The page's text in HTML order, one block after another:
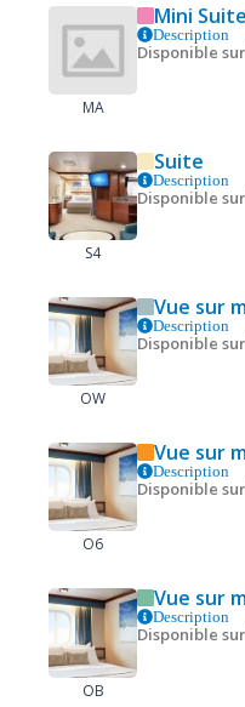
MA
Mini Suite
Description
Disponible
S4
Suite
Description
Disponible
OW
Vue sur
Description
Disponible
O6
Vue sur
Description
Disponible
OB
Vue sur
Description
Disponible